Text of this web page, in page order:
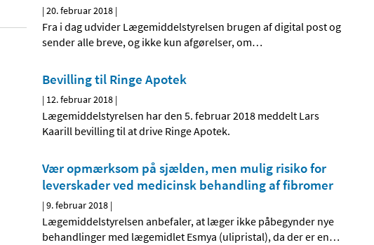
|20. februar 2018 |
Fra i dag udvider Lægemiddelstyrelsen brugen af digital post og
sender alle breve, og ikke kun afgørelser, om…
Bevilling til Ringe Apotek
| 12. februar 2018 |
Lægemiddelstyrelsen har den 5. februar 2018 meddelt Lars
Kaarill bevilling til at drive Ringe Apotek.
Vær opmærksom på sjælden, men mulig risiko for
leverskader ved medicinsk behandling af fibromer
|9. februar 2018 |
Lægemiddelstyrelsen anbefaler, at læger ikke påbegynder nye
behandlinger med lægemidlet Esmya (ulipristal), da der er en…